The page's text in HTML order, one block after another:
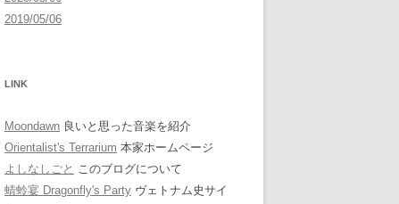
2019/05/06
LINK
Moondawn 良いと思った音楽を紹介
Orientalist's Terrarium 本家ホームページ
よしなしごと このブログについて
蜻蛉宴 Dragonfly's Party ヴェトナム史サイ